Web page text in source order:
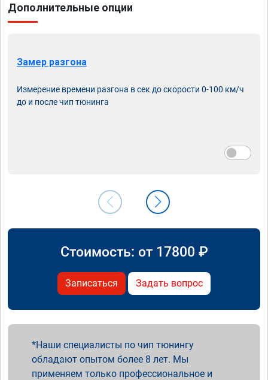
Дополнительные опции
Замер разгона
Измерение времени разгона в сек до скорости 0-100 км/ч
до и после чип тюнинга
Стоимость: от 17800 ₽
Записаться Задать вопрос
Наши специалисты по чип тюнингу
обладают опытом более 8 лет. Мы
применяем только профессиональное и